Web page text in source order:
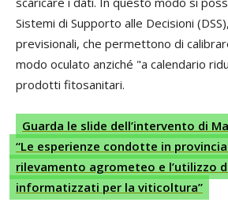
Sistemi di Supporto alle Decisioni
previsionali, che permettono di
modo oculato anziché "a calendario
prodotti fitosanitari.
Guarda le slide dell’intervento di
“Le esperienze condotte in
rilevamento agrometeo e l’utilizzo
informatizzati per la viticoltura”